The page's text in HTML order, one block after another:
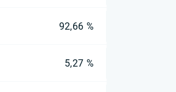
92,66 %
5,27 %